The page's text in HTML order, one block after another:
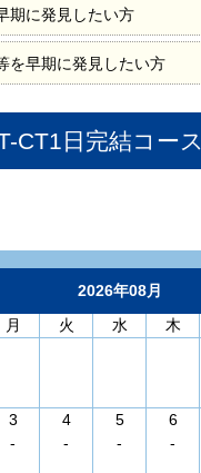
期に発見したい方
を早期に発見したい方
CT1日完結コース
2026年08月
月 火 水 木
3
-
4
-
5
-
6
-